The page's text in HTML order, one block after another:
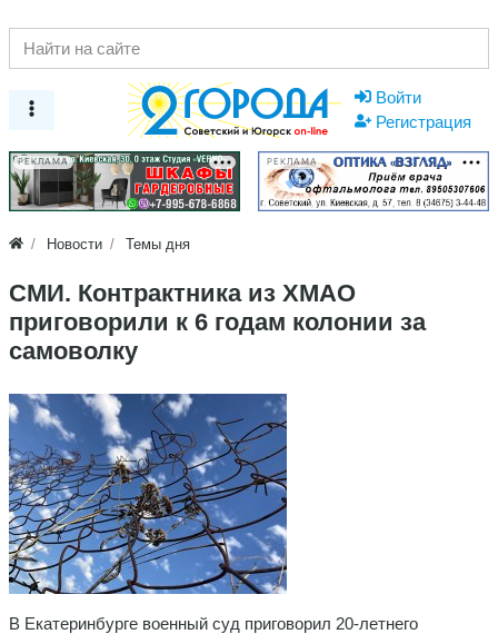
Войти
Регистрация
РЕКЛАМА РЕКЛАМА
Новости Темы дня
СМИ. Контрактника из ХМАО
приговорили к 6 годам колонии за
самоволку
В Екатеринбурге военный суд приговорил 20-летнего